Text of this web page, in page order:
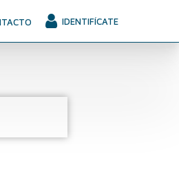
IDENTIFÍCATE